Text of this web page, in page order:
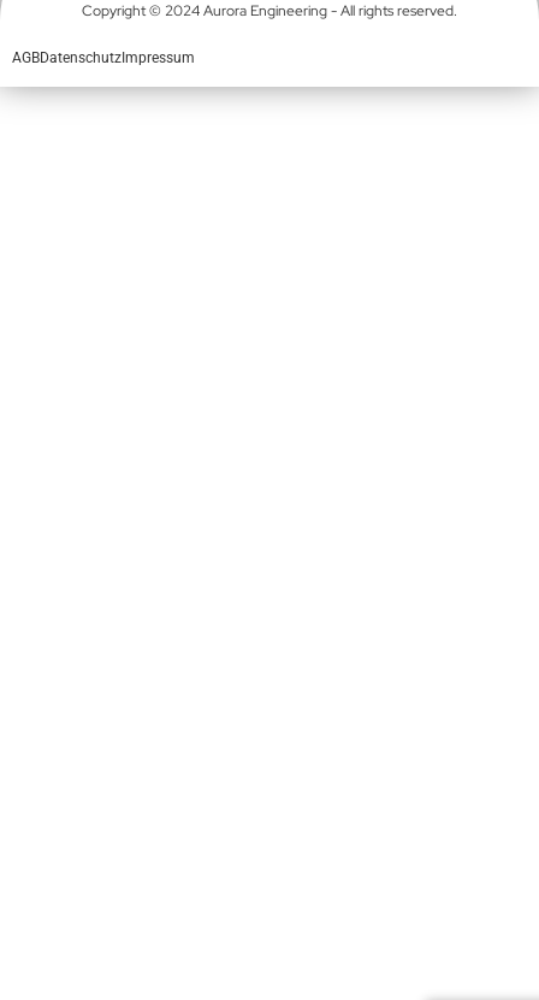
Copyright © 2024 Aurora Engineering - All rights reserved.
AGBDatenschutz Impressum